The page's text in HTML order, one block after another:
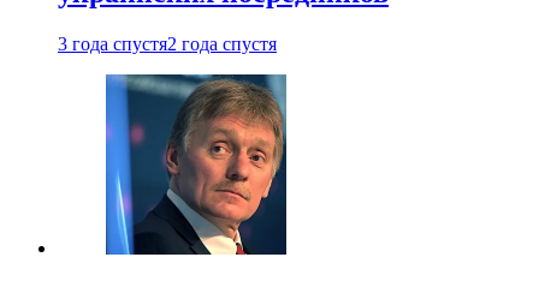
3 года спустя2 года спустя